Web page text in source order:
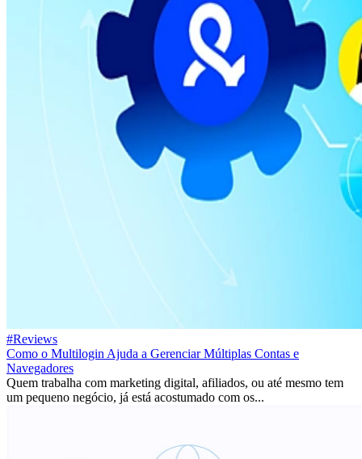
#Reviews
Como o Multilogin Ajuda a Gerenciar Múltiplas Contas e
Navegadores
Quem trabalha com marketing digital, afiliados, ou até mesmo tem
um pequeno negócio, já está acostumado com os...